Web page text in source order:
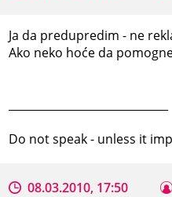
Ja da predupredim - ne
Ako neko hoće da
Do not speak - unless it
08.03.2010, 17:50